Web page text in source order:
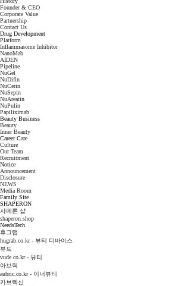
Founder & CEO
Corporate Value
Partnership
Contact Us
Drug Development
Platform
Inflammasome Inhibitor
NanoMab
AIDEN
Pipeline
NuGel
NuDifin
NuCerin
NuSepin
NuAreatin
NuPulin
Papiliximab
Beauty Business
Beauty
Inner Beauty
Career Care
Culture
Our Team
Recruitment
Notice
Announcement
Disclosure
NEWS
Media Room
Family Site
SHAPERON
샤페론 샵
shaperon.shop
NeedsTech
휴그랩
hugrab.co.kr - 뷰티 디바이스
뷰드
vude.co.kr - 뷰티
아브릭
aubric.co.kr - 이너뷰티
카브렉신